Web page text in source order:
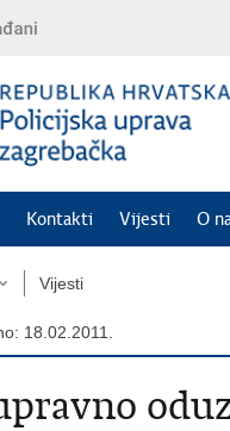
Kontakti Vijesti O
Vijesti
18.02.2011.